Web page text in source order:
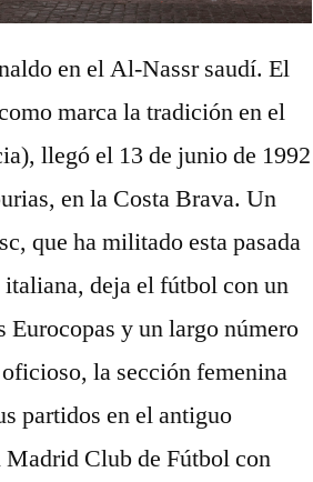
en el Al-Nassr saudí. El
marca la tradición en el
llegó el 13 de junio de 1992
en la Costa Brava. Un
que ha militado esta pasada
deja el fútbol con un
y un largo número
la sección femenina
partidos en el antiguo
Club de Fútbol con